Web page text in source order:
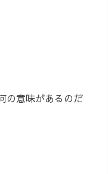
の意味があるのだ